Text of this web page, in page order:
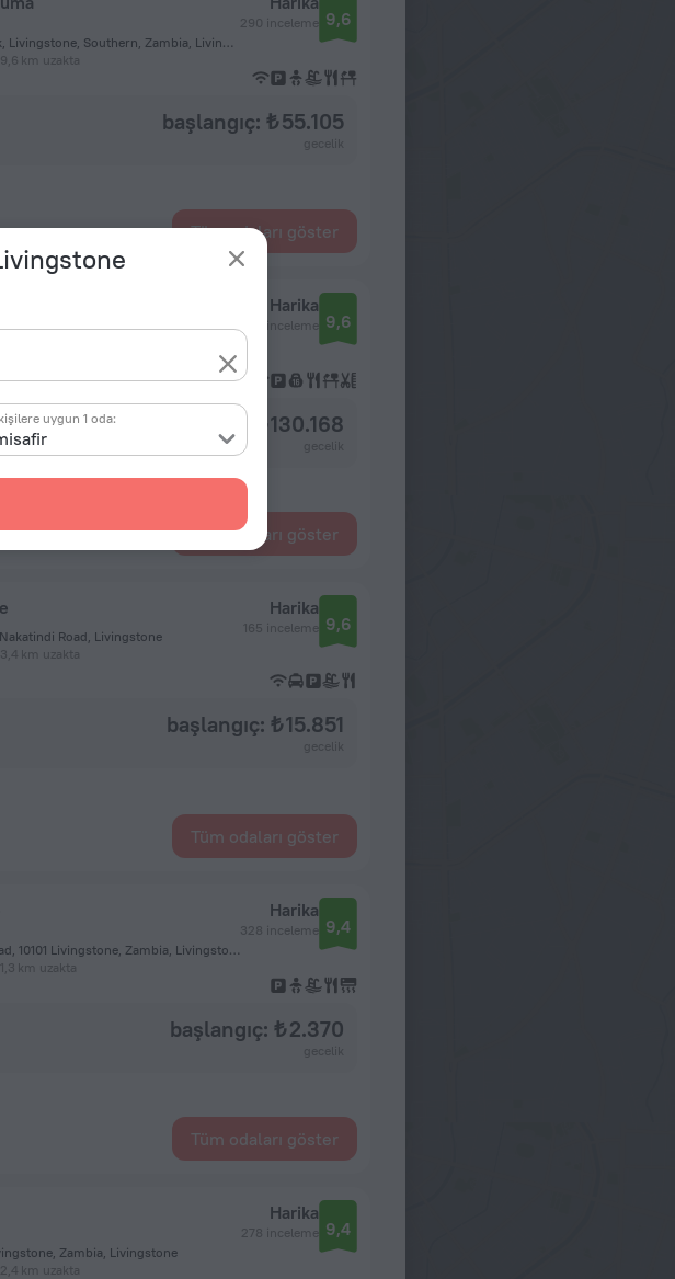
uygun 1 oda:
Mosi-oa-Tunya National Park, Livingstone, Southern, Zambia, Livingstone
km uzakta
290 inceleme 9,6
başlangıç: ₺ 55.105
Tüm odaları göster
Harika
260 inceleme 9,6
başlangıç: ₺ 130.168
Tüm odaları göster
Road, Livingstone
km uzakta
Harika
165 inceleme 9,6
başlangıç: ₺ 15.851
Tüm odaları göster
3 Maisoko Street, Nottie Broad, 10101 Livingstone, Zambia, Livingstone
km uzakta
Harika
328 inceleme 9,4
başlangıç: ₺ 2.370
Tüm odaları göster
Zambia, Livingstone
km uzakta
Harika
278 inceleme 9,4